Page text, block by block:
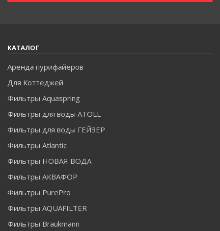
КАТАЛОГ
Аренда пурифайеров
Для Коттеджей
Фильтры Aquaspring
Фильтры для воды ATOLL
Фильтры для воды ГЕЙЗЕР
Фильтры Atlantic
Фильтры НОВАЯ ВОДА
Фильтры АКВАФОР
Фильтры PurePro
Фильтры AQUAFILTER
Фильтры Braukmann